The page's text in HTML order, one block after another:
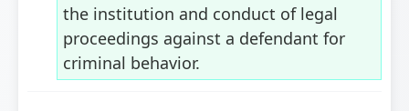
the institution and conduct of legal
proceedings against a defendant for
criminal behavior.